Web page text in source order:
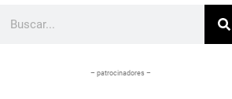
– patrocinadores –